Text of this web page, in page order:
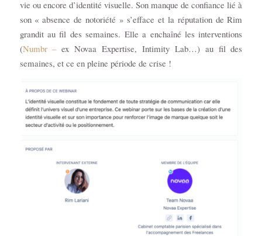
vie ou encore d’identité visuelle. Son manque de confiance lié à
son « absence de notoriété » s’efface et la réputation de Rim
grandit au fil des semaines. Elle a enchaîné les interventions
(Numbr –ex Novaa Expertise, Intimity Lab…) au fil des
semaines, et ce en pleine période de crise !